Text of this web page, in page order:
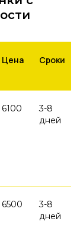
Цена Сроки
6100
3-8
дней
6500
3-8
дней